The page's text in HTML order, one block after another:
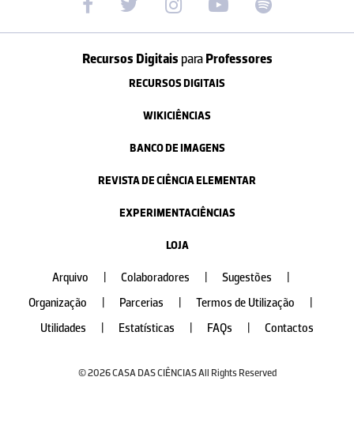
Recursos Digitais paraProfessores
RECURSOS DIGITAIS
WIKICIÊNCIAS
BANCO DE IMAGENS
REVISTA DE CIÊNCIA ELEMENTAR
EXPERIMENTACIÊNCIAS
LOJA
Arquivo Colaboradores Sugestões
Organização
Parcerias Termos de Utilização
Utilidades
Estatísticas FAQs Contactos
© 2026 CASA DAS CIÊNCIAS All Rights Reserved